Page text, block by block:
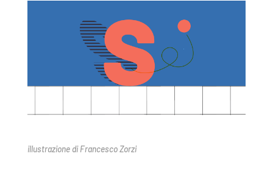
illustrazione di Francesco Zorzi